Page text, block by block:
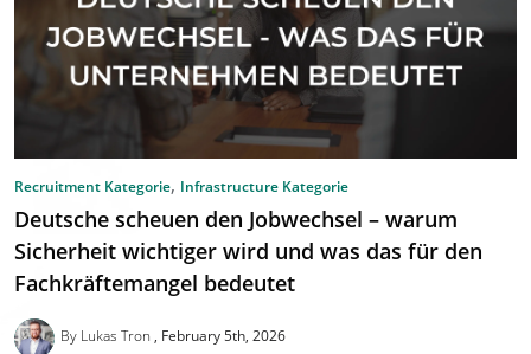
Recruitment Kategorie, Infrastructure Kategorie
Deutsche scheuen den Jobwechsel – warum
Sicherheit wichtiger wird und was das für den
Fachkräftemangel bedeutet
By Lukas Tron February 5th, 2026